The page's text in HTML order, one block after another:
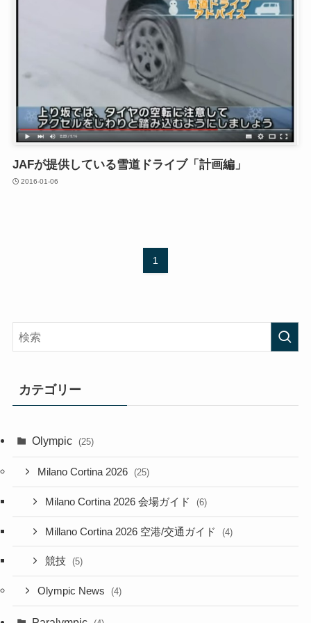
JAFが提供している雪道ドライブ「計画編」
2016-01-06
1
カテゴリー
Olympic (25)
Milano Cortina 2026 (25)
Milano Cortina 2026 会場ガイド (6)
Millano Cortina 2026 空港/交通ガイド (4)
競技 (5)
Olympic News (4)